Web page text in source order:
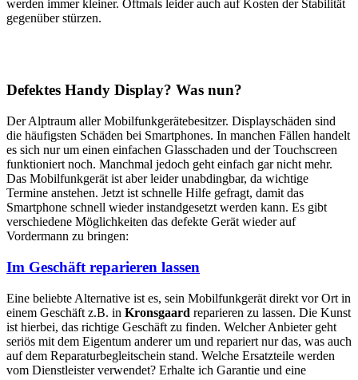
werden immer kleiner. Oftmals leider auch auf Kosten der Stabilität
gegenüber stürzen.
Defektes Handy Display? Was nun?
Der Alptraum aller Mobilfunkgerätebesitzer. Displayschäden sind
die häufigsten Schäden bei Smartphones. In manchen Fällen handelt
es sich nur um einen einfachen Glasschaden und der Touchscreen
funktioniert noch. Manchmal jedoch geht einfach gar nicht mehr.
Das Mobilfunkgerät ist aber leider unabdingbar, da wichtige
Termine anstehen. Jetzt ist schnelle Hilfe gefragt, damit das
Smartphone schnell wieder instandgesetzt werden kann. Es gibt
verschiedene Möglichkeiten das defekte Gerät wieder auf
Vordermann zu bringen:
Im Geschäft reparieren lassen
Eine beliebte Alternative ist es, sein Mobilfunkgerät direkt vor Ort in
einem Geschäft z.B. in Kronsgaard reparieren zu lassen. Die Kunst
ist hierbei, das richtige Geschäft zu finden. Welcher Anbieter geht
seriös mit dem Eigentum anderer um und repariert nur das, was auch
auf dem Reparaturbegleitschein stand. Welche Ersatzteile werden
vom Dienstleister verwendet? Erhalte ich Garantie und eine